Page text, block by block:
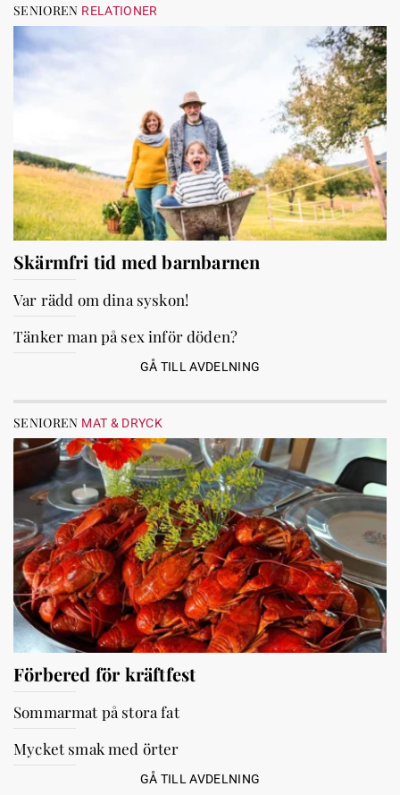
SENIOREN RELATIONER
Skärmfri tid med barnbarnen
Var rädd om dina syskon!
Tänker man på sex inför döden?
GÅ TILL AVDELNING
SENIOREN MAT & DRYCK
Förbered för kräftfest
Sommarmat på stora fat
Mycket smak med örter
GÅ TILL AVDELNING